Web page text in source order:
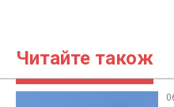
Читайте також